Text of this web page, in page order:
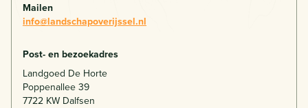
Mailen
info@landschapoverijssel.nl
Post- en bezoekadres
Landgoed De Horte
Poppenallee 39
7722 KW Dalfsen